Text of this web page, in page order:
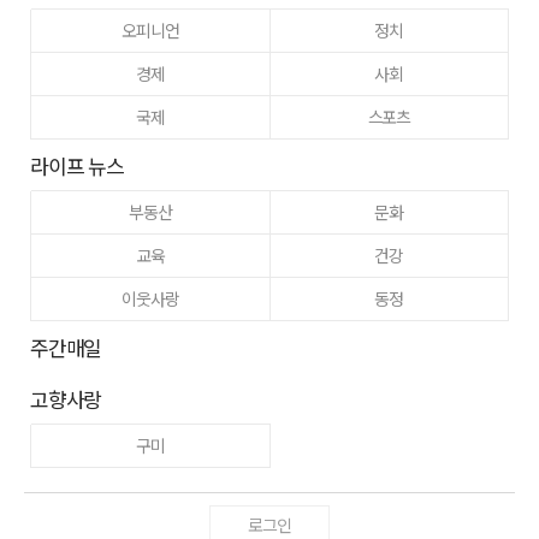
오피니언
정치
경제
사회
국제
스포츠
라이프 뉴스
부동산
문화
교육
건강
이웃사랑
동정
주간매일
고향사랑
구미
로그인